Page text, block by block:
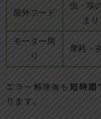
屋外フード
虫・埃
まり
モーター周
り
摩耗・
エラー解除後も 短時間
ります。